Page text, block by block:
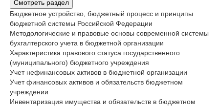
Смотреть раздел
Бюджетное устройство, бюджетный процесс и принципы
бюджетной системы Российской Федерации
Методологические и правовые основы современной системы
бухгалтерского учета в бюджетной организации
Характеристика правового статуса государственного
(муниципального) бюджетного учреждения
Учет нефинансовых активов в бюджетной организации
Учет финансовых активов и обязательств бюджетном
учреждении
Инвентаризация имущества и обязательств в бюджетном